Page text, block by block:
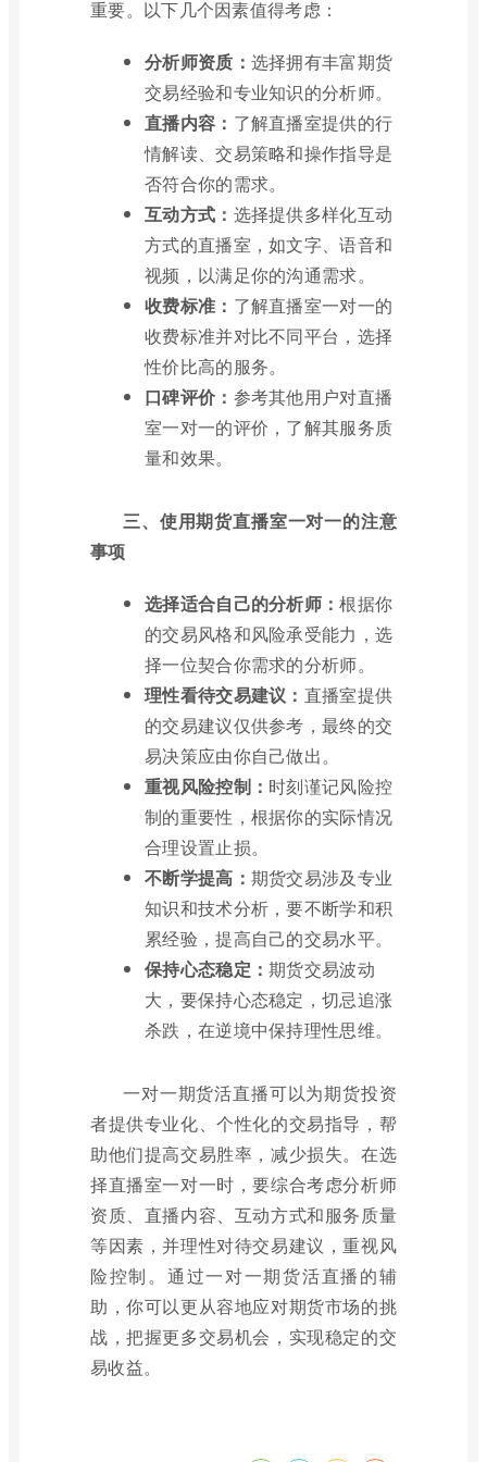
重要。以下几个因素值得考虑：
分析师资质： 选择拥有丰富期货
交易经验和专业知识的分析师。
直播内容： 了解直播室提供的行
情解读、交易策略和操作指导是
否符合你的需求。
互动方式： 选择提供多样化互动
方式的直播室，如文字、语音和
视频，以满足你的沟通需求。
收费标准： 了解直播室一对一的
收费标准并对比不同平台，选择
性价比高的服务。
口碑评价： 参考其他用户对直播
室一对一的评价，了解其服务质
量和效果。
三、使用期货直播室一对一的注意
事项
选择适合自己的分析师：根据你
的交易风格和风险承受能力，选
择一位契合你需求的分析师。
理性看待交易建议： 直播室提供
的交易建议仅供参考，最终的交
易决策应由你自己做出。
重视风险控制： 时刻谨记风险控
制的重要性，根据你的实际情况
合理设置止损。
不断学提高： 期货交易涉及专业
知识和技术分析，要不断学和积
累经验，提高自己的交易水平。
保持心态稳定：期货交易波动
大，要保持心态稳定，切忌追涨
杀跌，在逆境中保持理性思维。
一对一期货活直播可以为期货投资
者提供专业化、个性化的交易指导，帮
助他们提高交易胜率，减少损失。在选
择直播室一对一时，要综合考虑分析师
资质、直播内容、互动方式和服务质量
等因素，并理性对待交易建议，重视风
险控制。通过一对一期货活直播的辅
助，你可以更从容地应对期货市场的挑
战，把握更多交易机会，实现稳定的交
易收益。